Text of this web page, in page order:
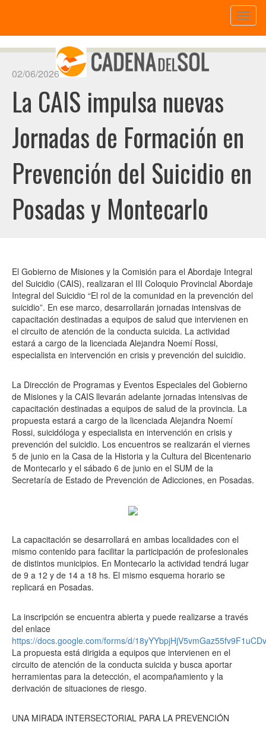
02/06/2026
La CAIS impulsa nuevas
Jornadas de Formación en
Prevención del Suicidio en
Posadas y Montecarlo
El Gobierno de Misiones y la Comisión para el Abordaje Integral
del Suicidio (CAIS), realizaran el III Coloquio Provincial Abordaje
Integral del Suicidio “El rol de la comunidad en la prevención del
suicidio”. En ese marco, desarrollarán jornadas intensivas de
capacitación destinadas a equipos de salud que intervienen en
el circuito de atención de la conducta suicida. La actividad
estará a cargo de la licenciada Alejandra Noemí Rossi,
especialista en intervención en crisis y prevención del suicidio.
La Dirección de Programas y Eventos Especiales del Gobierno
de Misiones y la CAIS llevarán adelante jornadas intensivas de
capacitación destinadas a equipos de salud de la provincia. La
propuesta estará a cargo de la licenciada Alejandra Noemí
Rossi, suicidóloga y especialista en intervención en crisis y
prevención del suicidio. Los encuentros se realizarán el viernes
5 de junio en la Casa de la Historia y la Cultura del Bicentenario
de Montecarlo y el sábado 6 de junio en el SUM de la
Secretaría de Estado de Prevención de Adicciones, en Posadas.
La capacitación se desarrollará en ambas localidades con el
mismo contenido para facilitar la participación de profesionales
de distintos municipios. En Montecarlo la actividad tendrá lugar
de 9 a 12 y de 14 a 18 hs. El mismo esquema horario se
replicará en Posadas.
La inscripción se encuentra abierta y puede realizarse a través
del enlace
https://docs.google.com/forms/d/
La propuesta está dirigida a equipos que intervienen en el
circuito de atención de la conducta suicida y busca aportar
herramientas para la detección, el acompañamiento y la
derivación de situaciones de riesgo.
UNA MIRADA INTERSECTORIAL PARA LA PREVENCIÓN